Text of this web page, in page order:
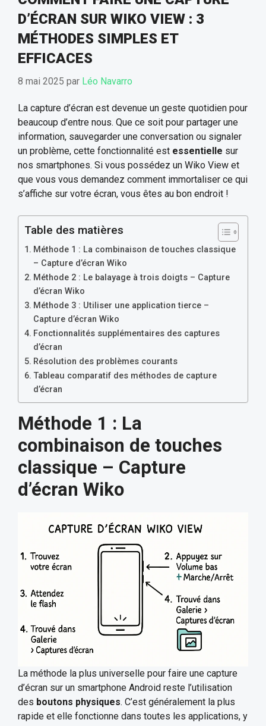
D’ÉCRAN SUR WIKO VIEW : 3
MÉTHODES SIMPLES ET
EFFICACES
8 mai 2025 par Léo Navarro
La capture d’écran est devenue un geste quotidien pour
beaucoup d’entre nous. Que ce soit pour partager une
information, sauvegarder une conversation ou signaler
un problème, cette fonctionnalité est essentielle sur
nos smartphones. Si vous possédez un Wiko View et
que vous vous demandez comment immortaliser ce qui
s’affiche sur votre écran, vous êtes au bon endroit !
Table des matières
Méthode 1 : La combinaison de touches classique
– Capture d’écran Wiko
Méthode 2 : Le balayage à trois doigts – Capture
d’écran Wiko
Méthode 3 : Utiliser une application tierce –
Capture d’écran Wiko
Fonctionnalités supplémentaires des captures
d’écran
Résolution des problèmes courants
Tableau comparatif des méthodes de capture
d’écran
Méthode 1 : La
combinaison de touches
classique – Capture
d’écran Wiko
La méthode la plus universelle pour faire une capture
d’écran sur un smartphone Android reste l’utilisation
des boutons physiques. C’est généralement la plus
rapide et elle fonctionne dans toutes les applications, y